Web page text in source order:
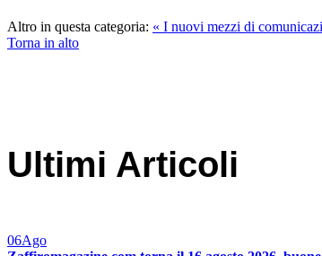
Altro in questa categoria: « I nuovi mezzi di
Torna in alto
Ultimi Articoli
06Ago